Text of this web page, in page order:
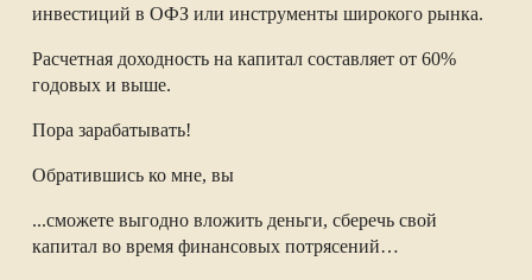
инвестиций в ОФЗ или инструменты широкого рынка.
Расчетная доходность на капитал составляет от 60%
годовых и выше.
Пора зарабатывать!
Обратившись ко мне, вы
...сможете выгодно вложить деньги, сберечь свой
капитал во время финансовых потрясений…